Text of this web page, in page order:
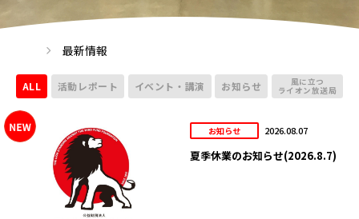
最新情報
ALL 活動レポート イベント・講演 お知らせ 風に立つ
ライオン放送局
お知らせ 2026.08.07
夏季休業のお知らせ(2026.8.7)